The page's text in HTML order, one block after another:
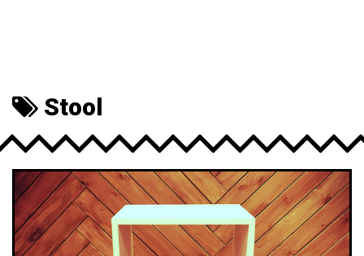
Stool